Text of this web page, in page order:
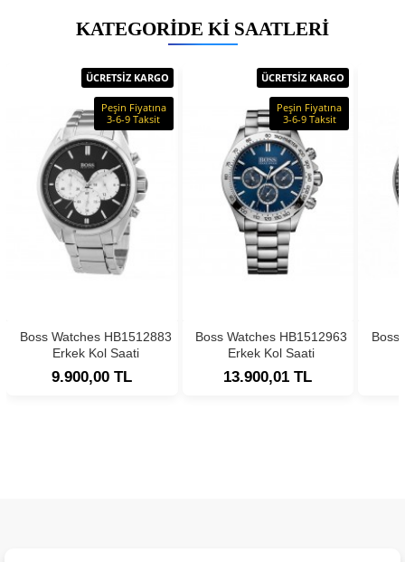
KATEGORIDE KI SAATLERI
ÜCRETSİZ KARGO
Peşin Fiyatına
3-6-9 Taksit
Boss Watches HB1512883
Erkek Kol Saati
9.900,00 TL
ÜCRETSİZ KARGO
Peşin Fiyatına
3-6-9 Taksit
Boss Watches HB1512963
Erkek Kol Saati
13.900,01 TL
Boss